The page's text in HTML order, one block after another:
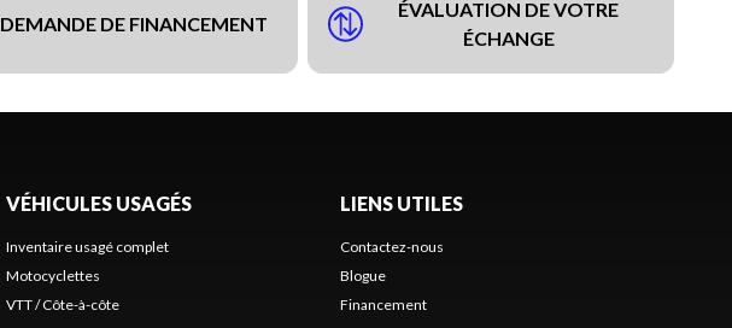
DEMANDE DE FINANCEMENT
ÉVALUATION DE VOTRE
ÉCHANGE
VÉHICULES USAGÉS
Inventaire usagé complet
Motocyclettes
VTT / Côte-à-côte
LIENS UTILES
Contactez-nous
Blogue
Financement